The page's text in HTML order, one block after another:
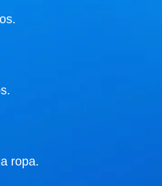
ropa.